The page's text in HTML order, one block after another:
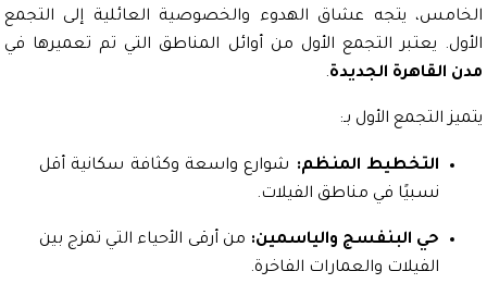
يتجه عشاق الهدوء والخصوصية العائلية إلى التجمع
يعتبر التجمع الأول من أوائل المناطق التي تم تعميرها في
الجديدة.
التجمع الأول بـ:
التخطيط المنظم:شوارع واسعة وكثافة سكانية أقل
نسبيًا في مناطق الفيلات.
حي البنفسج والياسمين:من أرقى الأحياء التي تمزج بين
الفيلات والعمارات الفاخرة.